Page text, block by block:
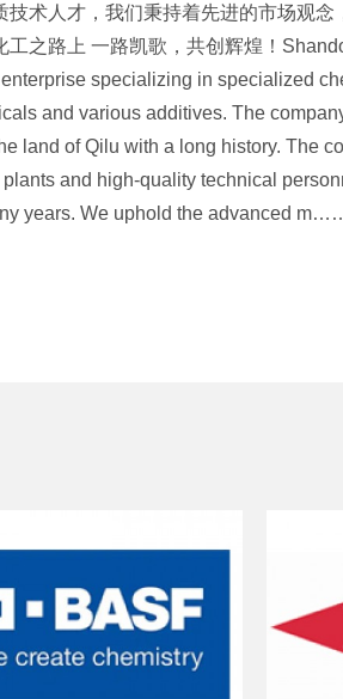
术人才，我们秉持着先进的市场观
工之路上 一路凯歌，共创辉煌！
specializing in specialized
and various additives. The
land of Qilu with a long history. The
and high-quality technical
years. We uphold the advanced